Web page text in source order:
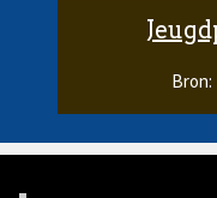
Bron: